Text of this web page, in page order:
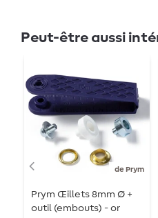
Peut-être aussi
de Prym
Prym Œillets 8mm Ø +
outil (embouts) - or